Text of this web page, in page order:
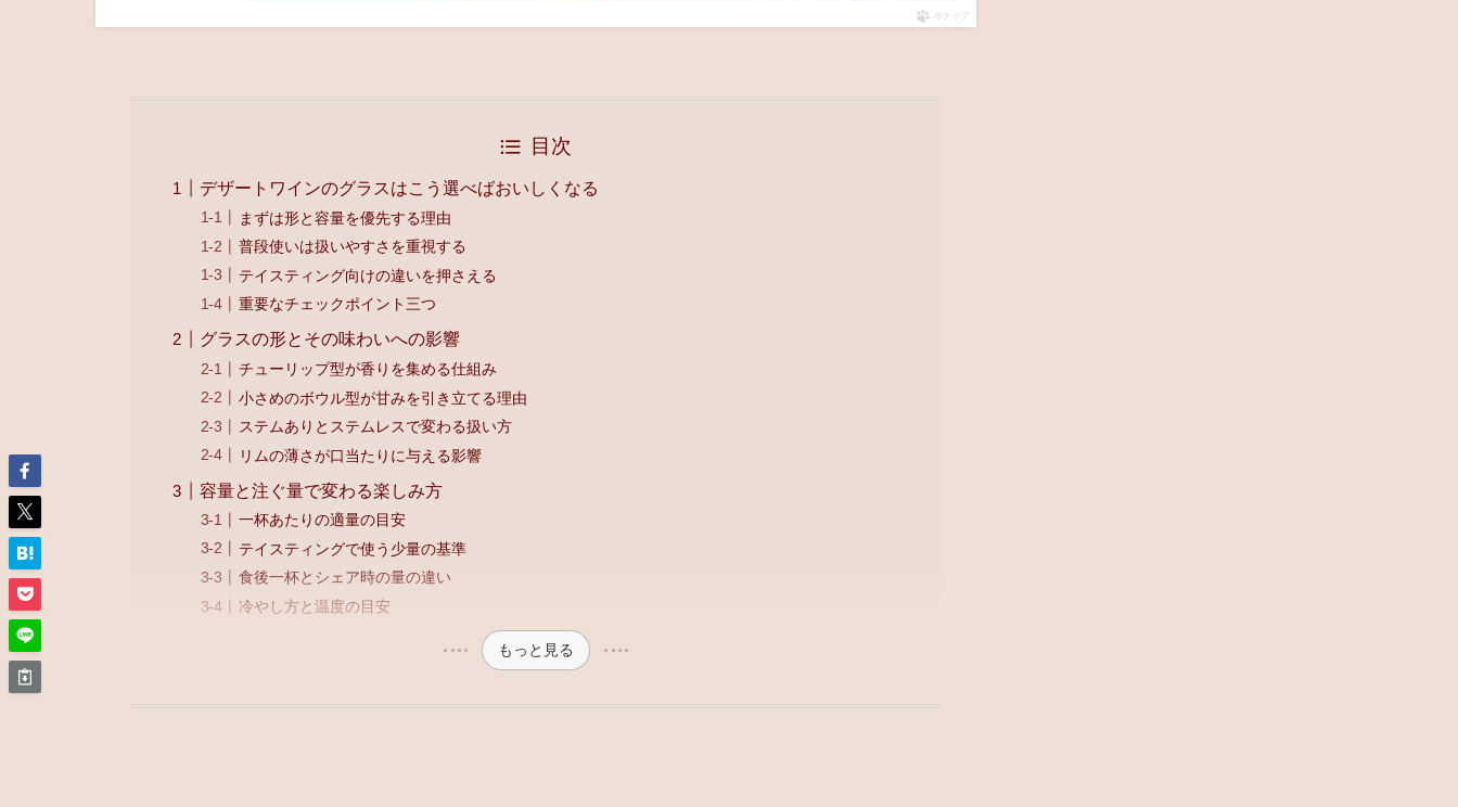
ポチップ
目次
デザートワインのグラスはこう選べばおいしくなる
まずは形と容量を優先する理由
普段使いは扱いやすさを重視する
テイスティング向けの違いを押さえる
重要なチェックポイント三つ
グラスの形とその味わいへの影響
チューリップ型が香りを集める仕組み
小さめのボウル型が甘みを引き立てる理由
ステムありとステムレスで変わる扱い方
リムの薄さが口当たりに与える影響
容量と注ぐ量で変わる楽しみ方
一杯あたりの適量の目安
テイスティングで使う少量の基準
食後一杯とシェア時の量の違い
冷やし方と温度の目安
もっと見る